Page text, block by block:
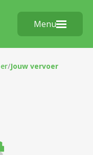
Menu
/Jouw vervoer